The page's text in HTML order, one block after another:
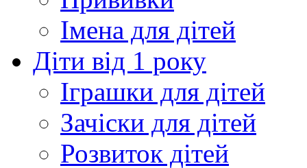
Імена для дітей
Діти від 1 року
Іграшки для дітей
Зачіски для дітей
Розвиток дітей